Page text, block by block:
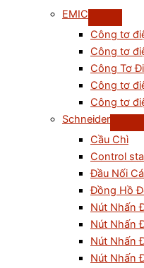
EMIC
Công tơ
Công tơ
Công Tơ
Công tơ
Công tơ
Schneider
Cầu Chì
Control
Đầu Nối
Đồng Hồ
Nút Nhấn
Nút Nhấn
Nút Nhấn
Nút Nhấn